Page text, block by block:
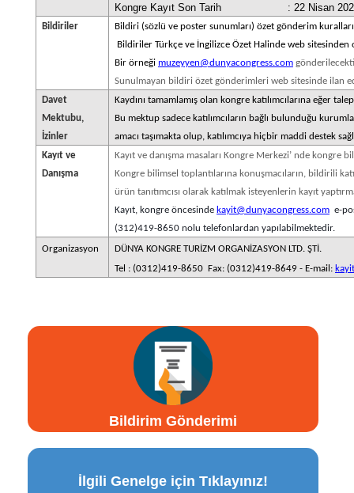
Kongre Kayıt Son Tarih : 22 Nisan
Bildiriler
Bildiri (sözlü ve poster sunumları) özet gönderim
Bildiriler Türkçe ve İngilizce Özet Halinde web
Bir örneği muzeyyen@dunyacongress.com
Sunulmayan bildiri özet gönderimleri web sitesinde ilan
Davet
Mektubu,
İzinler
Kaydını tamamlamış olan kongre katılımcılarına eğer
Bu mektup sadece katılımcıların bağlı bulunduğu
amacı taşımakta olup, katılımcıya hiçbir maddi destek
Kayıt ve
Danışma
Kayıt ve danışma masaları Kongre Merkezi’ nde kongre
Kongre bilimsel toplantılarına konuşmacıların, bildirili
ürün tanıtımcısı olarak katılmak isteyenlerin kayıt
Kayıt, kongre öncesinde kayit@dunyacongress.com e-
(312)419-8650 nolu telefonlardan yapılabilmektedir.
Organizasyon
DÜNYA KONGRE TURİZM ORGANİZASYON LTD. ŞTİ.
Tel : (0312)419-8650 Fax: (0312)419-8649 - E-mail:
Bildirim Gönderimi
İlgili Genelge için Tıklayınız!